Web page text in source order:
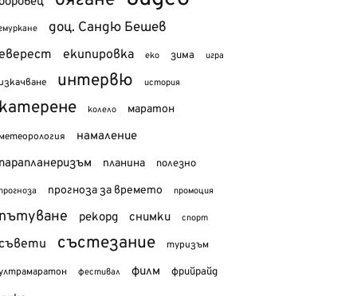
доц. Сандю Бешев
екипировка еко зима игра
интервю история
колело маратон
намаление
планина полезно
прогноза за времето промоция
рекорд снимки спорт
състезание туризъм
фестивал филм фрийрайд